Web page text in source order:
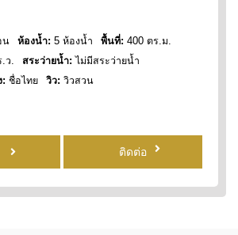
น ห้องน้ำ: 5 ห้องน้ำ พื้นที่: 400 ตร.ม.
.ว. สระว่ายน้ำ: ไม่มีสระว่ายน้ำ
: ชื่อไทย วิว: วิวสวน
ติดต่อ